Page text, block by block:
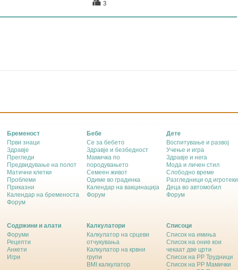
3
Бременост
Први знаци
Здравје
Прегледи
Предвидување на полот
Матични клетки
Проблеми
Приказни
Календар на бременоста
Форум
Бебе
Се за бебето
Здравје и безбедност
Мамичка по
породувањето
Семеен живот
Одиме во градинка
Календар на вакцинација
Форум
Дете
Воспитување и развој
Учење и игра
Здравје и нега
Мода и личен стил
Слободно време
Разгледници од игротеки
Деца во автомобил
Форум
Содржини и алати
Форуми
Рецепти
Анкети
Игри
Калкулатори
Калкулатор на срцеви
отчукувања
Калкулатор на крвни
групи
BMI калкулатор
Списоци
Список на имиња
Список на оние кои
чекаат две црти
Список на РР Трудници
Список на РР Мамички